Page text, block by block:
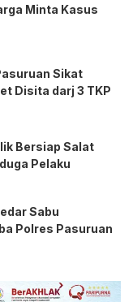
Minta Kasus
Sikat
Disita darj 3 TKP
Bersiap Salat
Pelaku
Sabu
Polres Pasuruan